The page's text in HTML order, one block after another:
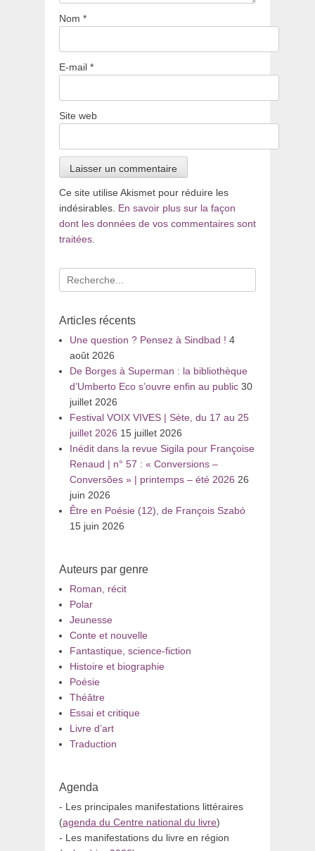
Nom *
E-mail *
Site web
Ce site utilise Akismet pour réduire les
indésirables. En savoir plus sur la façon
dont les données de vos commentaires sont
traitées.
Recherche
pour
Articles récents
Une question ? Pensez à Sindbad ! 4
août 2026
De Borges à Superman : la bibliothèque
d’Umberto Eco s’ouvre enfin au public 30
juillet 2026
Festival VOIX VIVES | Sète, du 17 au 25
juillet 2026 15 juillet 2026
Inédit dans la revue Sigila pour Françoise
Renaud | n° 57 : « Conversions –
Conversões » | printemps – été 2026 26
juin 2026
Être en Poésie (12), de François Szabó
15 juin 2026
Auteurs par genre
Roman, récit
Polar
Jeunesse
Conte et nouvelle
Fantastique, science-fiction
Histoire et biographie
Poésie
Théâtre
Essai et critique
Livre d’art
Traduction
Agenda
- Les principales manifestations littéraires
(agenda du Centre national du livre)
- Les manifestations du livre en région